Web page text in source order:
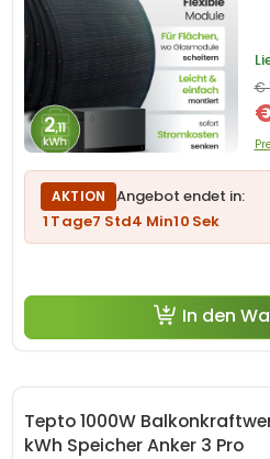
€
AKTION
Angebot endet in:
1 Tage7 Std4 Min9Sek
In den
Tepto 1000W
kWh Speicher Anker 3 Pro